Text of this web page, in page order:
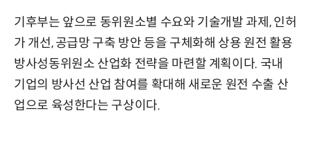
기후부는 앞으로 동위원소별 수요와 기술개발 과제, 인허
가 개선, 공급망 구축 방안 등을 구체화해 상용 원전 활용
방사성동위원소 산업화 전략을 마련할 계획이다. 국내
기업의 방사선 산업 참여를 확대해 새로운 원전 수출 산
업으로 육성한다는 구상이다.